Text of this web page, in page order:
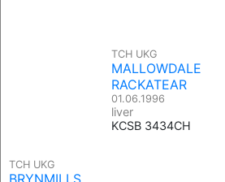
TCH UKG
TCH UKG
MALLOWDALE
RACKATEAR
01.06.1996
liver
KCSB 3434CH